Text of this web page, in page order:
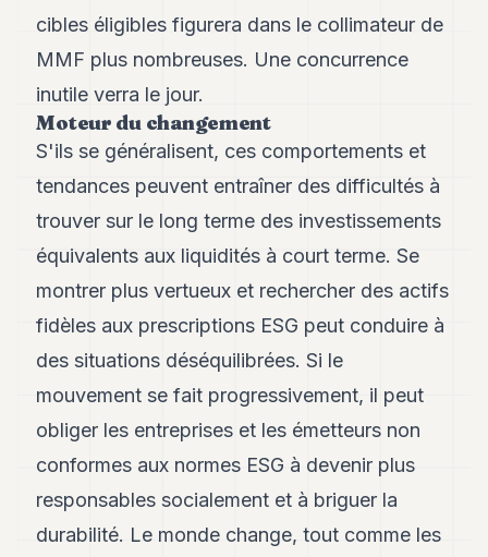
cibles éligibles figurera dans le collimateur de
MMF plus nombreuses. Une concurrence
inutile verra le jour.
Moteur du changement
S'ils se généralisent, ces comportements et
tendances peuvent entraîner des difficultés à
trouver sur le long terme des investissements
équivalents aux liquidités à court terme. Se
montrer plus vertueux et rechercher des actifs
fidèles aux prescriptions ESG peut conduire à
des situations déséquilibrées. Si le
mouvement se fait progressivement, il peut
obliger les entreprises et les émetteurs non
conformes aux normes ESG à devenir plus
responsables socialement et à briguer la
durabilité. Le monde change, tout comme les